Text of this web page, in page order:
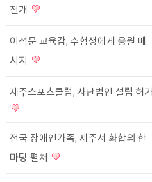
전개
이석문 교육감, 수험생에게 응원 메
시지
제주스포츠클럽, 사단법인 설립 허가
전국 장애인가족, 제주서 화합의 한
마당 펼쳐